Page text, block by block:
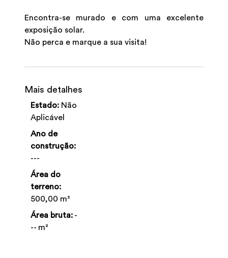
Encontra-se murado e com uma excelente
exposição solar.
Não perca e marque a sua visita!
Mais detalhes
Estado: Não
Aplicável
Ano de
construção:
---
Área do
terreno:
500,00 m²
Área bruta: -
-- m²